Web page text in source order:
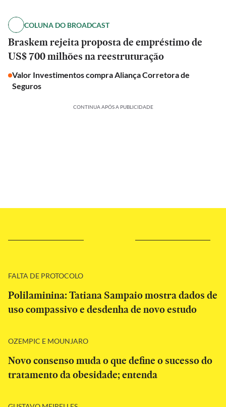
COLUNA DO BROADCAST
Braskem rejeita proposta de empréstimo de
US$ 700 milhões na reestruturação
Valor Investimentos compra Aliança Corretora de
Seguros
CONTINUA APÓS A PUBLICIDADE
FALTA DE PROTOCOLO
Polilaminina: Tatiana Sampaio mostra dados de
uso compassivo e desdenha de novo estudo
OZEMPIC E MOUNJARO
Novo consenso muda o que define o sucesso do
tratamento da obesidade; entenda